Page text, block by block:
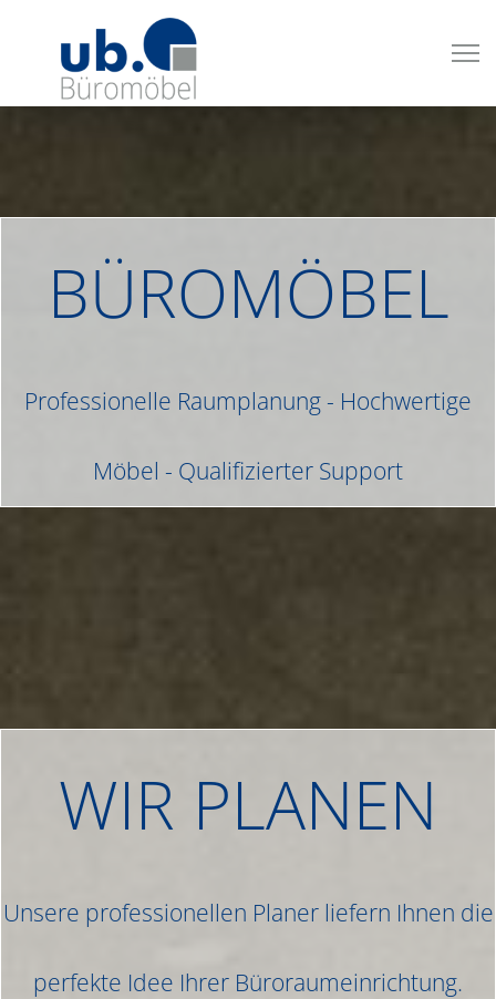
BÜROMÖBEL
Professionelle Raumplanung - Hochwertige
Möbel - Qualifizierter Support
WIR PLANEN
Unsere professionellen Planer liefern Ihnen die
perfekte Idee Ihrer Büroraumeinrichtung.